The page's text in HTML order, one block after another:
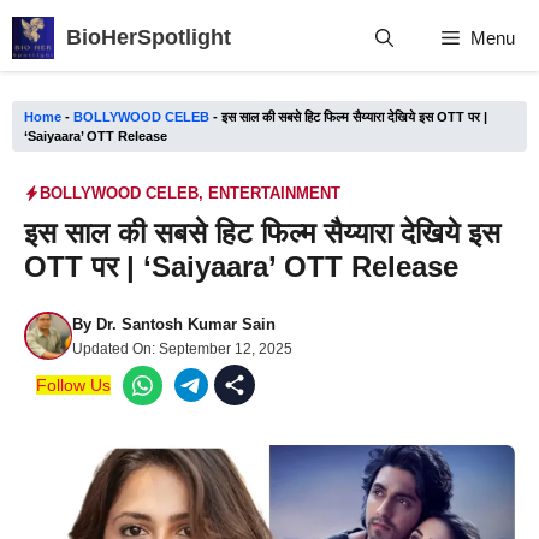
Skip
BioHerSpotlight Menu
Home - BOLLYWOOD CELEB -इस साल की सबसे हिट फिल्म सैय्यारा देखिये इस OTT पर |
‘Saiyaara’ OTT Release
BOLLYWOOD CELEB, ENTERTAINMENT
इस साल की सबसे हिट फिल्म सैय्यारा देखिये इस
OTT पर | ‘Saiyaara’ OTT Release
By Dr. Santosh Kumar Sain
Updated On: September 12, 2025
Follow Us